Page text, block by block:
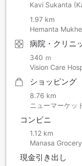
Kavi Sukanta
1.97 km
Hemanta
病院・クリニ
340 ｍ
Vision Care
ショッピング
8.76 km
ニューマーケッ
コンビニ
1.12 km
Manasa
現金引き出し